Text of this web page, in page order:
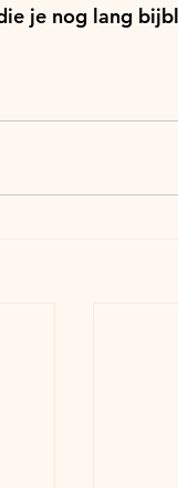
je nog lang